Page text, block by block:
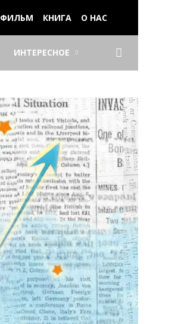
ФИЛЬМ КНИГА О НАС
ИНТЕРЕСНОЕ